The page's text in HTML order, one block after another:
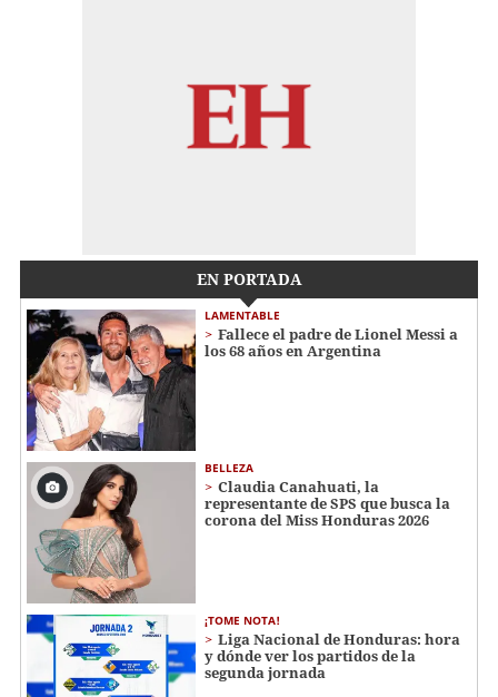
EN PORTADA
LAMENTABLE
Fallece el padre de Lionel Messi a
los 68 años en Argentina
BELLEZA
Claudia Canahuati, la
representante de SPS que busca la
corona del Miss Honduras 2026
¡TOME NOTA!
Liga Nacional de Honduras: hora
y dónde ver los partidos de la
segunda jornada